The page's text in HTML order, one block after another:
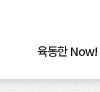
육동한 Now!